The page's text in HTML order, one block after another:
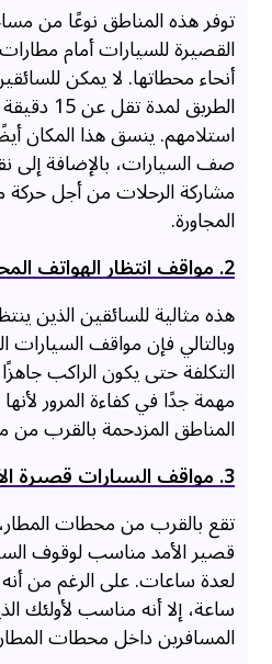
توفر هذه المناطق نوعًا من
القصيرة للسيارات أمام
أنحاء محطاتها. لا يمكن
الطريق
استلامهم. ينسق هذا المكان
صف السيارات، بالإضافة إلى
مشاركة الرحلات من أجل حركة
المجاورة.
2. مواقف انتظار الهواتف المحمولة
هذه مثالية للسائقين الذين
وبالتالي فإن مواقف السيارات
التكلفة حتى يكون الراكب
مهمة جدًا في كفاءة المرور
المناطق المزدحمة بالقرب
3. مواقف السيارات قصيرة الأمد
تقع بالقرب من محطات
قصير الأمد مناسب لوقوف
لعدة ساعات. على الرغم من
ساعة، إلا أنه مناسب لأولئك
المسافرين داخل محطات